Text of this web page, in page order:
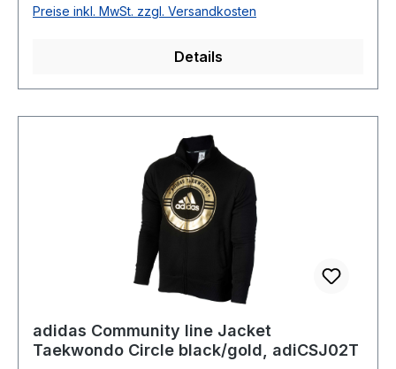
Preise inkl. MwSt. zzgl. Versandkosten
Details
adidas Community line Jacket
Taekwondo Circle black/gold, adiCSJ02T